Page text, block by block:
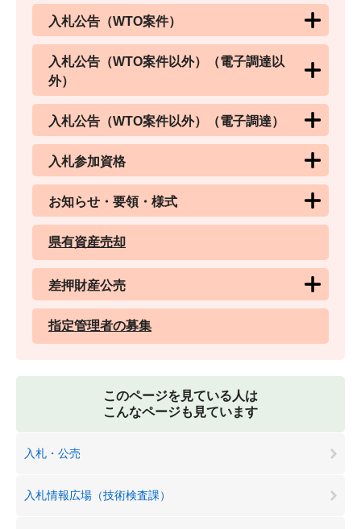
入札公告（WTO案件）
入札公告（WTO案件以外）（電子調達以
外）
入札公告（WTO案件以外）（電子調達）
入札参加資格
お知らせ・要領・様式
県有資産売却
差押財産公売
指定管理者の募集
このページを見ている人は
こんなページも見ています
入札・公売
入札情報広場（技術検査課）